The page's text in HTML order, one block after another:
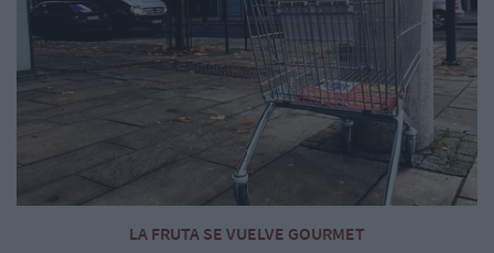
LA FRUTA SE VUELVE GOURMET